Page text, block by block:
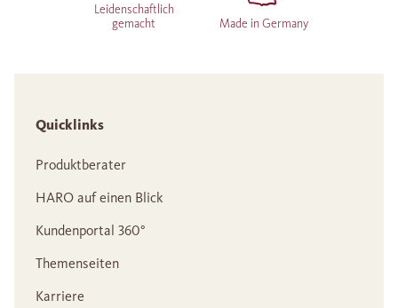
Leidenschaftlich
gemacht
Made in Germany
Quicklinks
Produktberater
HARO auf einen Blick
Kundenportal 360°
Themenseiten
Karriere